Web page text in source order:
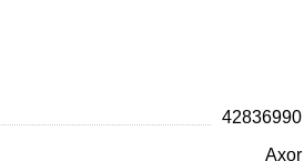
42836990
Axor